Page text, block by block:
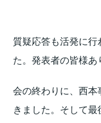
質疑応答も活発に行
た。発表者の皆様あ
会の終わりに、西
きました。そして